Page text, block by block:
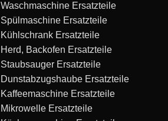
Waschmaschine Ersatzteile
Spülmaschine Ersatzteile
Kühlschrank Ersatzteile
Herd, Backofen Ersatzteile
Staubsauger Ersatzteile
Dunstabzugshaube Ersatzteile
Kaffeemaschine Ersatzteile
Mikrowelle Ersatzteile